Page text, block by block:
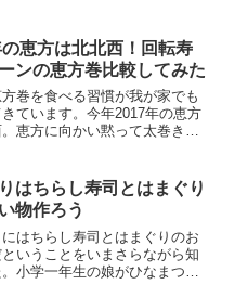
そりとしているようです。
活動再開さ...
恵方は北北西！回転寿
ンの恵方巻比較してみた
巻を食べる習慣が我が家でも
ています。今年2017年の恵方
恵方に向かい黙って太巻きを
食べたい、ということもあり
方とはその年...
はちらし寿司とはまぐり
物作ろう
はちらし寿司とはまぐりのお
いうことをいまさらながら知
小学一年生の娘がひなまつり